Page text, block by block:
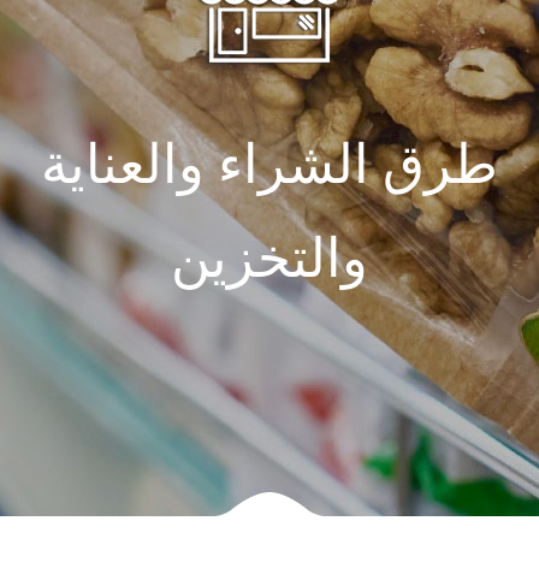
طرق الشراء والعناية
والتخزين